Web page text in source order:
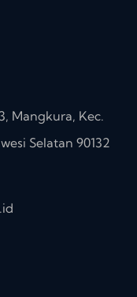
Mangkura, Kec.
Selatan 90132